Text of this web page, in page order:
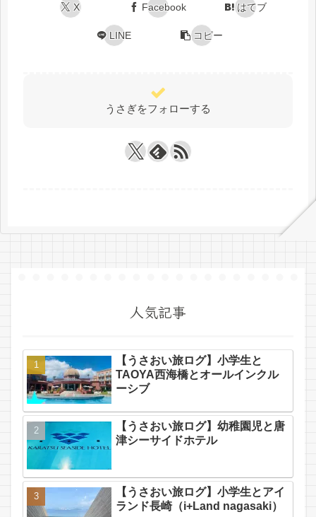
X Facebook はてブ
LINE コピー
うさぎをフォローする
人気記事
【うさおい旅ログ】小学生と
TAOYA西海橋とオールインクル
ーシブ
【うさおい旅ログ】幼稚園児と唐
津シーサイドホテル
【うさおい旅ログ】小学生とアイ
ランド長崎（i+Land nagasaki）